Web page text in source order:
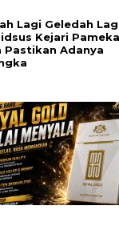
Lagi Geledah
Kejari
Pastikan Adanya